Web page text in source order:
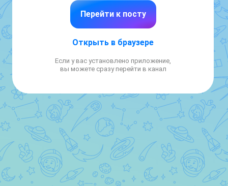
понимания жизнедеятельности растений,
которые не только производят кислород,
но и играют важную роль в экосистемах,
материалы. Учащиеся узнали, как
вещества выделяются, а также какую роль
Перейти к посту
Открыть в браузере
Если у вас установлено приложение,
вы можете сразу перейти в канал